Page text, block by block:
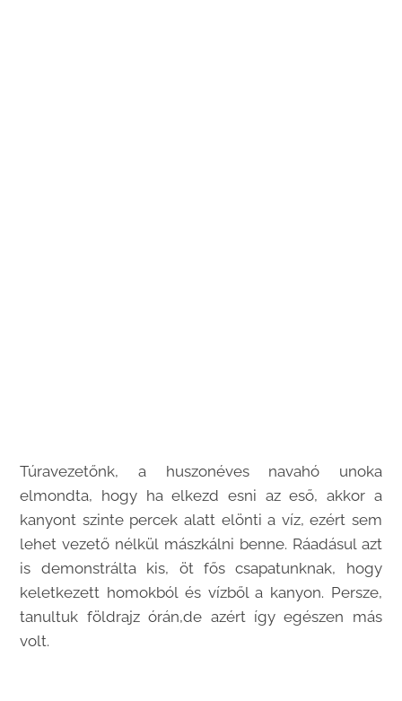
Túravezetőnk, a huszonéves navahó unoka
elmondta, hogy ha elkezd esni az eső, akkor a
kanyont szinte percek alatt elönti a víz, ezért sem
lehet vezető nélkül mászkálni benne. Ráadásul azt
is demonstrálta kis, öt fős csapatunknak, hogy
keletkezett homokból és vízből a kanyon. Persze,
tanultuk földrajz órán,de azért így egészen más
volt.